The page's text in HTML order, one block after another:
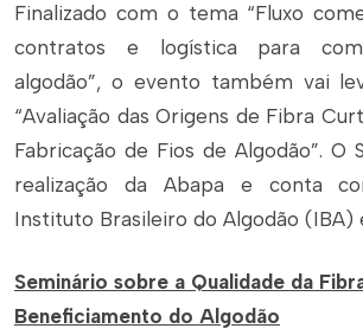
Finalizado com o tema “Fluxo
contratos e logística para
algodão”, o evento também vai
“Avaliação das Origens de Fibra
Fabricação de Fios de Algodão”. O
realização da Abapa e conta
Instituto Brasileiro do Algodão (IBA)
Seminário sobre a Qualidade da
Beneficiamento do Algodão